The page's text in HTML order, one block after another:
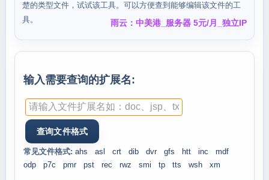
楚的类型文件，试试该工具。可以方便查到能够编辑该文件的工
具。
雨云：中美港_服务器 5元/月_独立IP
输入需要查询的扩展名:
常见文件格式: ahs asl crt dib dvr gfs htt inc
mdf
odp
p7c pmr pst rec rwz smi tp tts wsh xm